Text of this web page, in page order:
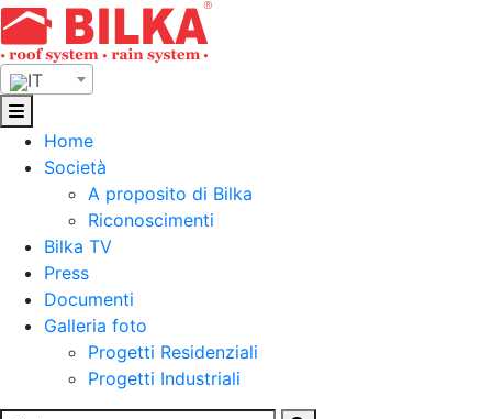
Skip
to
content
IT
Home
Società
A proposito di Bilka
Riconoscimenti
Bilka TV
Press
Documenti
Galleria foto
Progetti Residenziali
Progetti Industriali